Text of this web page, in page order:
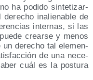
ha podi­do sin­te­ti­zar­
inalie­na­ble de
inter­nas, si las
crear­se y menos
un dere­cho tal ele­men­
de una nece­
cuál es la pos­tu­ra